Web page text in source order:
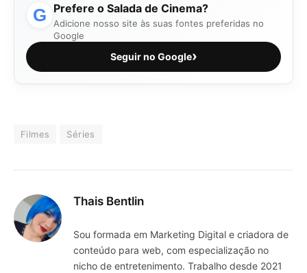
G Prefere o Salada de Cinema?
Adicione nosso site às suas fontes preferidas no
Google
Seguir no Google›
Filmes Séries
Thais Bentlin
Sou formada em Marketing Digital e criadora de
conteúdo para web, com especialização no
nicho de entretenimento. Trabalho desde 2021